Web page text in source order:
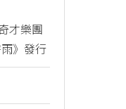
才樂團
》發行